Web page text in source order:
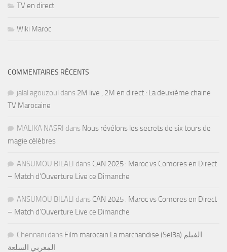
TV en direct
Wiki Maroc
COMMENTAIRES RÉCENTS
jalal agouzoul dans 2M live , 2M en direct : La deuxième chaine
TV Marocaine
MALIKA NASRI dans Nous révélons les secrets de six tours de
magie célèbres
ANSUMOU BILALI dans CAN 2025 : Maroc vs Comores en Direct
– Match d’Ouverture Live ce Dimanche
ANSUMOU BILALI dans CAN 2025 : Maroc vs Comores en Direct
– Match d’Ouverture Live ce Dimanche
Chennani dans Film marocain La marchandise (Sel3a) الفيلم
المغربي السلعة